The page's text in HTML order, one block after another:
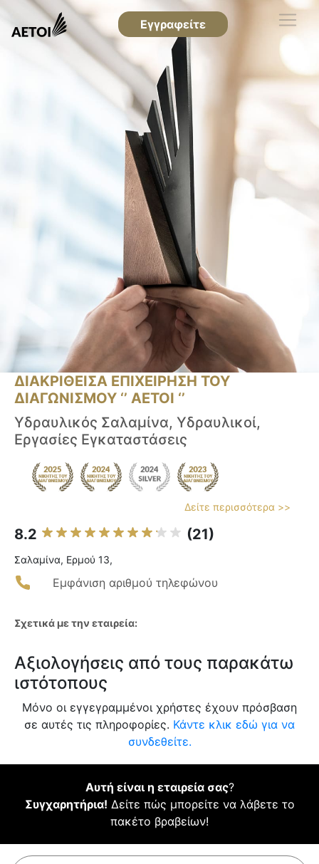
Εγγραφείτε
ΔΙΑΚΡΙΘΕΙΣΑ ΕΠΙΧΕΙΡΗΣΗ ΤΟΥ
ΔΙΑΓΩΝΙΣΜΟΥ ‘’ ΑΕΤΟΙ ‘’
Υδραυλικός Σαλαμίνα, Υδραυλικοί,
Εργασίες Εγκαταστάσεις
Δείτε περισσότερα >>
8.2 (21)
Σαλαμίνα, Ερμού 13,
Εμφάνιση αριθμού τηλεφώνου
Σχετικά με την εταιρεία:
Αξιολογήσεις από τους παρακάτω
ιστότοπους
Μόνο οι εγγεγραμμένοι χρήστες έχουν πρόσβαση
σε αυτές τις πληροφορίες. Κάντε κλικ εδώ για να
συνδεθείτε.
Αυτή είναι η εταιρεία σας?
Συγχαρητήρια! Δείτε πώς μπορείτε να λάβετε το
πακέτο βραβείων!